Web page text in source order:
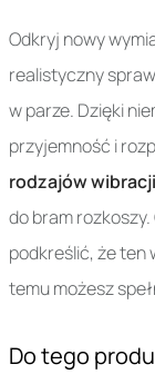
Odkryj nowy
realistyczny
w parze. Dzięki
przyjemność i
rodzajów wibracji
do bram
podkreślić, że ten
temu możesz
Do tego